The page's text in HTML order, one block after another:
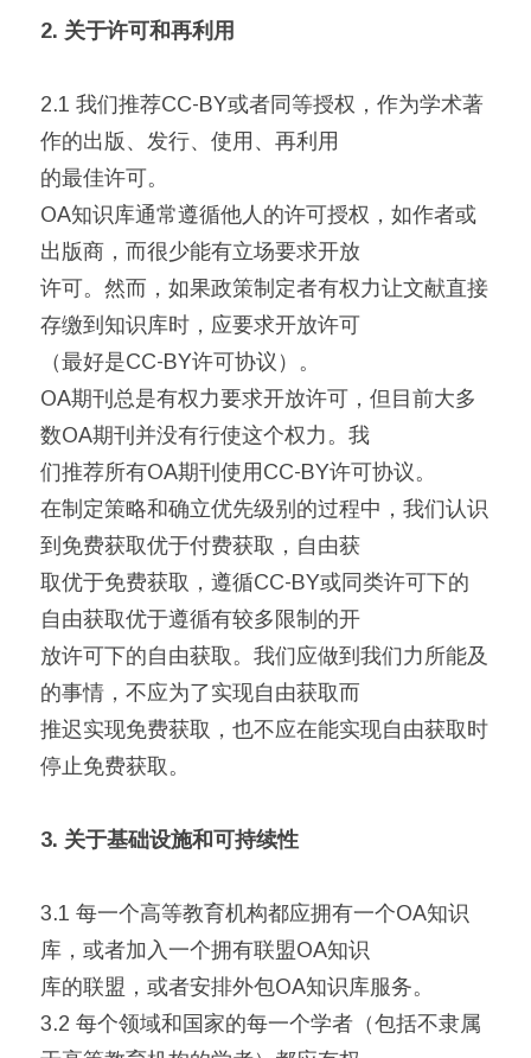
2. 关于许可和再利用
2.1 我们推荐CC-BY或者同等授权，作为学术著
作的出版、发行、使用、再利用
的最佳许可。
OA知识库通常遵循他人的许可授权，如作者或
出版商，而很少能有立场要求开放
许可。然而，如果政策制定者有权力让文献直接
存缴到知识库时，应要求开放许可
（最好是CC-BY许可协议）。
OA期刊总是有权力要求开放许可，但目前大多
数OA期刊并没有行使这个权力。我
们推荐所有OA期刊使用CC-BY许可协议。
在制定策略和确立优先级别的过程中，我们认识
到免费获取优于付费获取，自由获
取优于免费获取，遵循CC-BY或同类许可下的
自由获取优于遵循有较多限制的开
放许可下的自由获取。我们应做到我们力所能及
的事情，不应为了实现自由获取而
推迟实现免费获取，也不应在能实现自由获取时
停止免费获取。
3. 关于基础设施和可持续性
3.1 每一个高等教育机构都应拥有一个OA知识
库，或者加入一个拥有联盟OA知识
库的联盟，或者安排外包OA知识库服务。
3.2 每个领域和国家的每一个学者（包括不隶属